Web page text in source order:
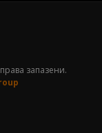
запазени.